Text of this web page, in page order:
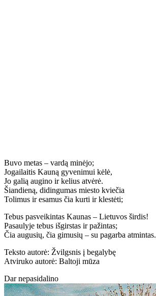
Buvo metas – vardą minėjo;
Jogailaitis Kauną gyvenimui kėlė,
Jo galią augino ir kelius atvėrė.
Šiandieną, didingumas miesto kviečia
Tolimus ir esamus čia kurti ir klestėti;
Tebus pasveikintas Kaunas – Lietuvos širdis!
Pasaulyje tebus išgirstas ir pažintas;
Čia augusių, čia gimusių – su pagarba atmintas.
Teksto autorė: Žvilgsnis į begalybę
Atviruko autorė: Baltoji mūza
Dar nepasidalino